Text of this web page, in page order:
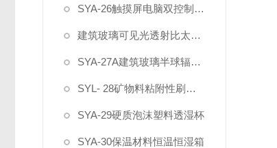
SYA-26触摸屏电脑双控制建材烟密度测试仪
建筑玻璃可见光透射比太阳得热系数测试系统
SYA-27A建筑玻璃半球辐射率试验系统
SYL- 28矿物料粘附性刷洗机
SYA-29硬质泡沫塑料透湿杯
SYA-30保温材料恒温恒湿箱